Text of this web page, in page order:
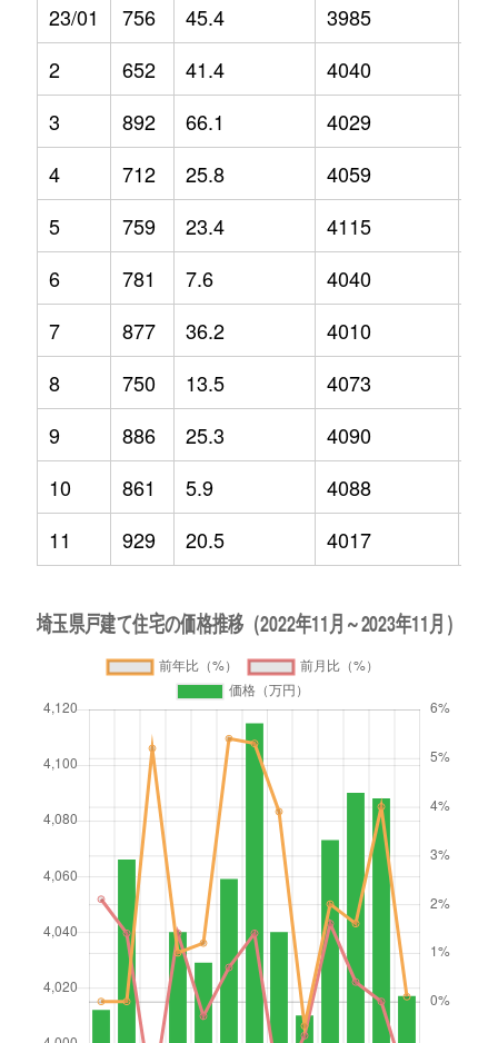
23/01
756 45.4 3985
2
652 41.4 4040
3
892 66.1 4029
4
712 25.8 4059
5
759 23.4 4115
6
781 7.6 4040
7
877 36.2 4010
8
750 13.5 4073
9
886 25.3 4090
10
861 5.9 4088
11
929 20.5 4017